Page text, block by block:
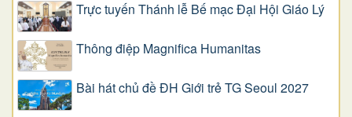
Trực tuyến Thánh lễ Bế mạc Đại Hội Giáo Lý
Thông điệp Magnifica Humanitas
Bài hát chủ đề ĐH Giới trẻ TG Seoul 2027